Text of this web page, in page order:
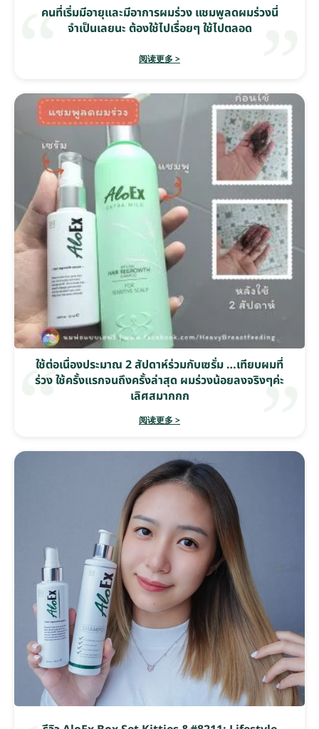
คนที่เริ่มมีอายุและมีอาการผมร่วง แชมพูลดผมร่วงนี่
จำเป็นเลยนะ ต้องใช้ไปเรื่อยๆ ใช้ไปตลอด
阅读更多 >
ใช้ต่อเนื่องประมาณ 2 สัปดาห์ร่วมกับเซรั่ม …เทียบผมที่
ร่วง ใช้ครั้งแรกจนถึงครั้งล่าสุด ผมร่วงน้อยลงจริงๆค่ะ
เลิศสมากกก
阅读更多 >